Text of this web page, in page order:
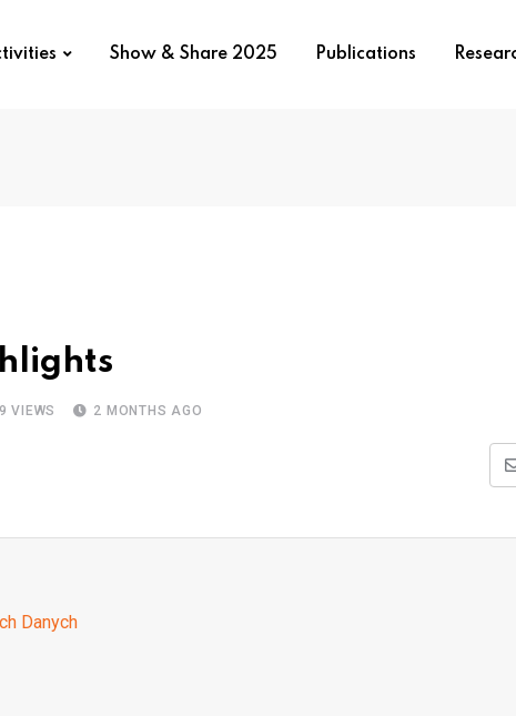
Show & Share 2025 Publications
VIEWS 2 MONTHS AGO
Danych